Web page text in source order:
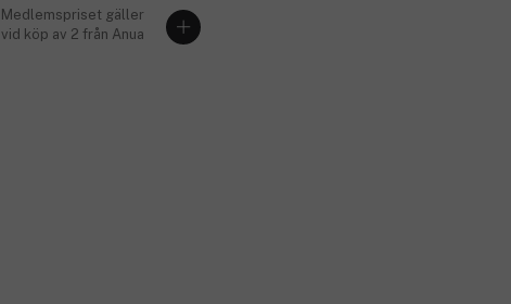
Medlemspriset gäller
vid köp av 2 från Anua